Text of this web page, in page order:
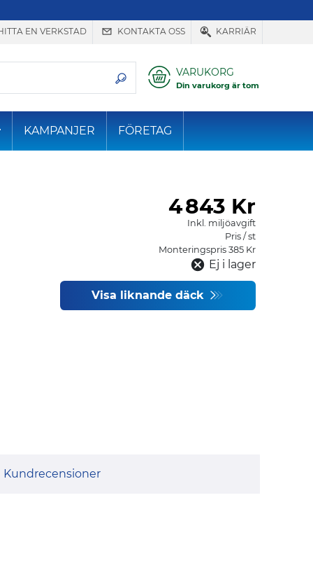
EN VERKSTAD KONTAKTA OSS KARRIÄR
VARUKORG
Din varukorg är tom
KAMPANJER FÖRETAG
4843 Kr
Inkl. miljöavgift
Pris / st
Monteringspris 385 Kr
Ej i lager
Visa liknande däck
Kundrecensioner